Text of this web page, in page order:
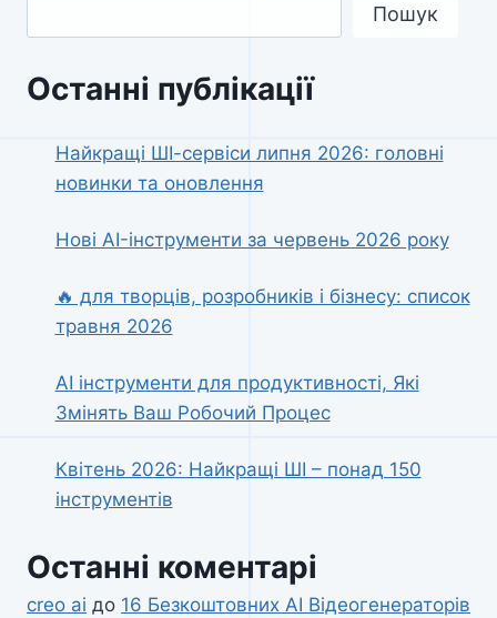
Пошук
Останні публікації
Найкращі ШІ-сервіси липня 2026: головні
новинки та оновлення
Нові AI-інструменти за червень 2026 року
🔥 для творців, розробників і бізнесу: список
травня 2026
AI інструменти для продуктивності, Які
Змінять Ваш Робочий Процес
Квітень 2026: Найкращі ШІ – понад 150
інструментів
Останні коментарі
creo ai до 16 Безкоштовних AI Відеогенераторів